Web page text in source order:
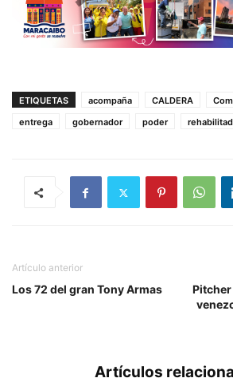
ETIQUETAS acompaña CALDERA
entrega
gobernador poder
Artículo anterior
Los 72 del gran Tony Armas
Pitcher
Artículos